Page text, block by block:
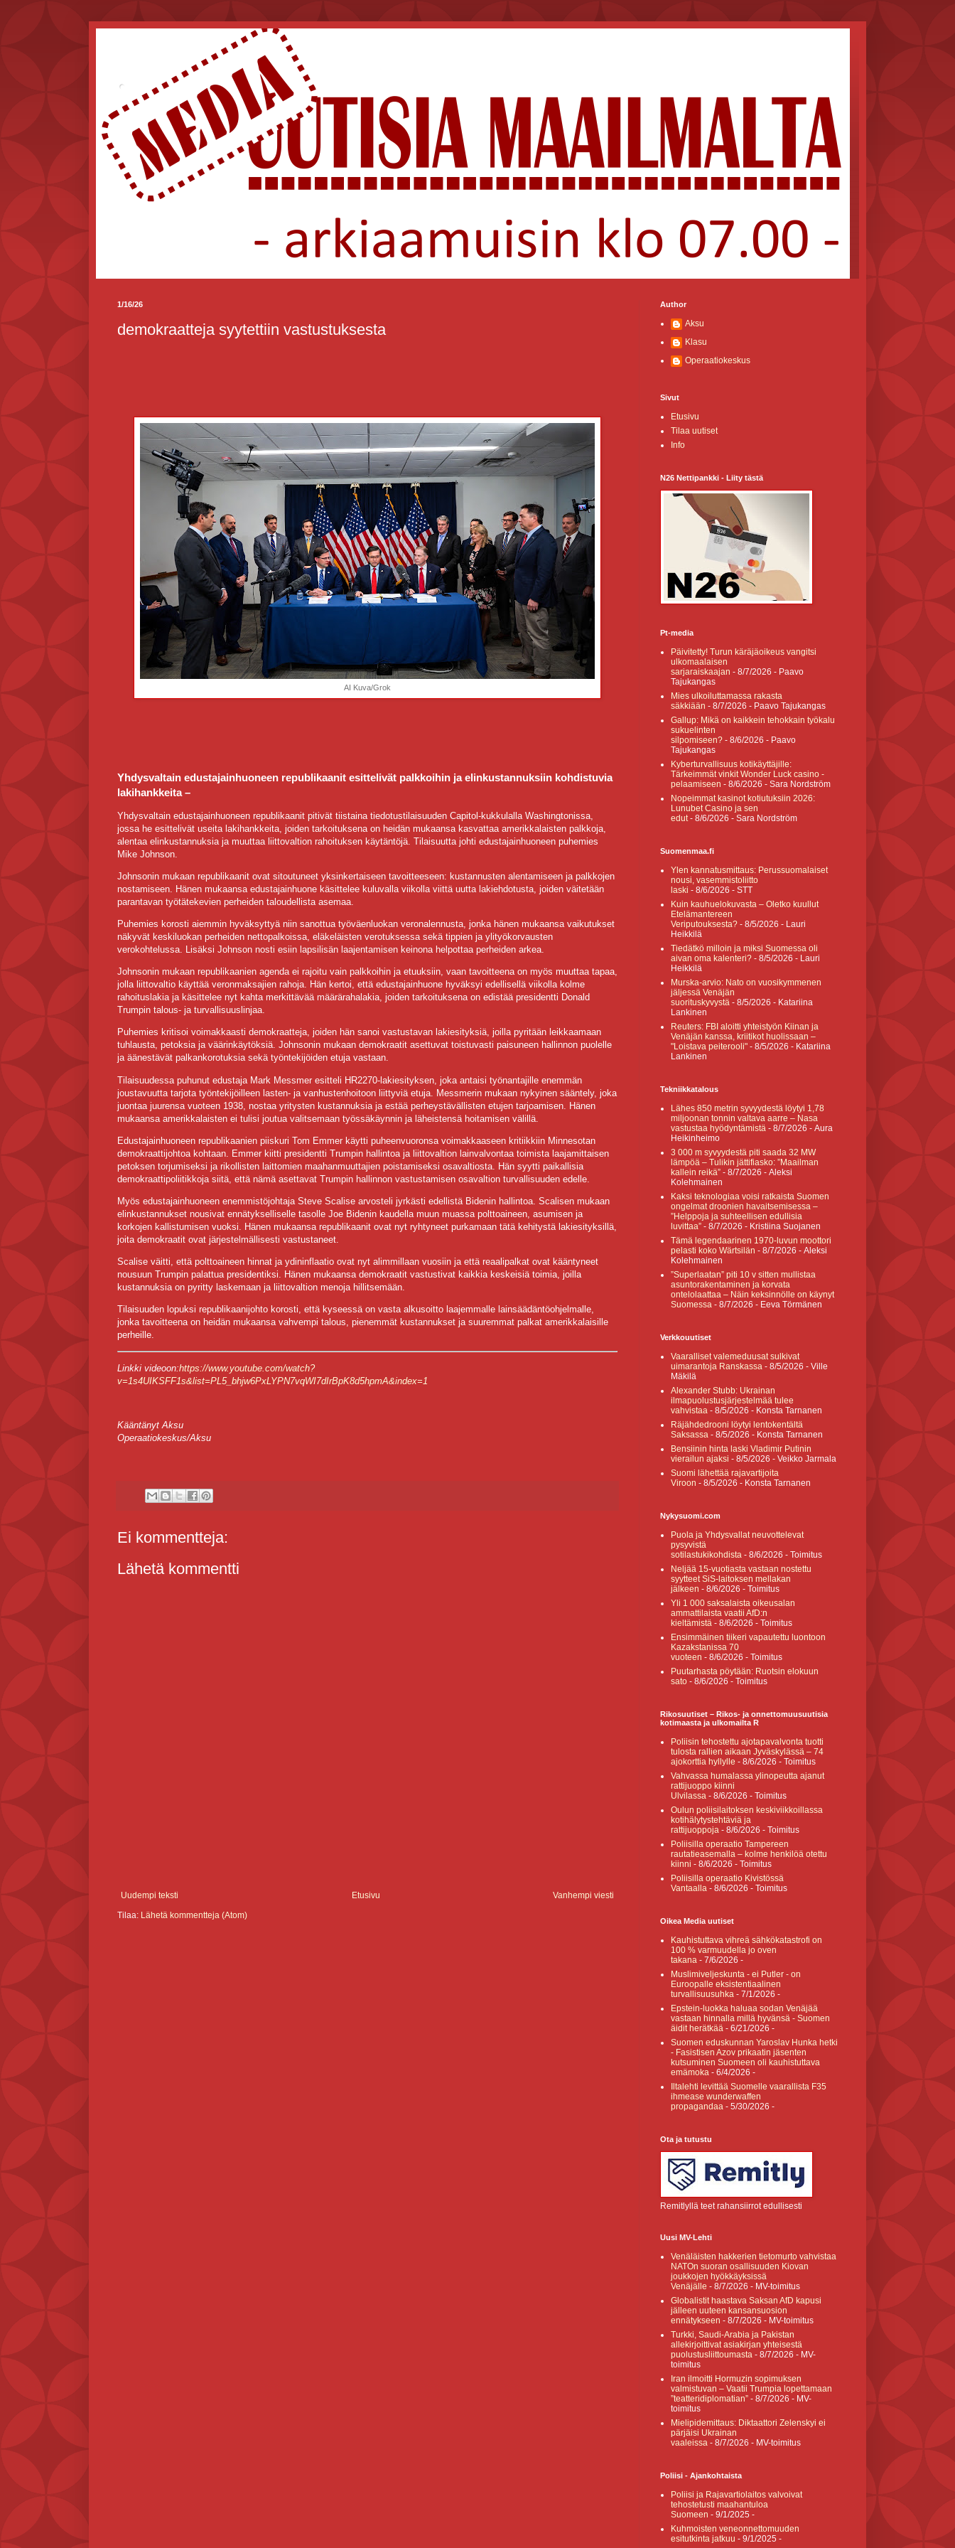
.
1/16/26
demokraatteja syytettiin vastustuksesta
AI Kuva/Grok
Yhdysvaltain edustajainhuoneen republikaanit esittelivät palkkoihin ja elinkustannuksiin kohdistuvia
lakihankkeita –
Yhdysvaltain edustajainhuoneen republikaanit pitivät tiistaina tiedotustilaisuuden Capitol-kukkulalla Washingtonissa,
jossa he esittelivät useita lakihankkeita, joiden tarkoituksena on heidän mukaansa kasvattaa amerikkalaisten palkkoja,
alentaa elinkustannuksia ja muuttaa liittovaltion rahoituksen käytäntöjä. Tilaisuutta johti edustajainhuoneen puhemies
Mike Johnson.
Johnsonin mukaan republikaanit ovat sitoutuneet yksinkertaiseen tavoitteeseen: kustannusten alentamiseen ja palkkojen
nostamiseen. Hänen mukaansa edustajainhuone käsittelee kuluvalla viikolla viittä uutta lakiehdotusta, joiden väitetään
parantavan työtätekevien perheiden taloudellista asemaa.
Puhemies korosti aiemmin hyväksyttyä niin sanottua työväenluokan veronalennusta, jonka hänen mukaansa vaikutukset
näkyvät keskiluokan perheiden nettopalkoissa, eläkeläisten verotuksessa sekä tippien ja ylityökorvausten
verokohtelussa. Lisäksi Johnson nosti esiin lapsilisän laajentamisen keinona helpottaa perheiden arkea.
Johnsonin mukaan republikaanien agenda ei rajoitu vain palkkoihin ja etuuksiin, vaan tavoitteena on myös muuttaa tapaa,
jolla liittovaltio käyttää veronmaksajien rahoja. Hän kertoi, että edustajainhuone hyväksyi edellisellä viikolla kolme
rahoituslakia ja käsittelee nyt kahta merkittävää määrärahalakia, joiden tarkoituksena on edistää presidentti Donald
Trumpin talous- ja turvallisuuslinjaa.
Puhemies kritisoi voimakkaasti demokraatteja, joiden hän sanoi vastustavan lakiesityksiä, joilla pyritään leikkaamaan
tuhlausta, petoksia ja väärinkäytöksiä. Johnsonin mukaan demokraatit asettuvat toistuvasti paisuneen hallinnon puolelle
ja äänestävät palkankorotuksia sekä työntekijöiden etuja vastaan.
Tilaisuudessa puhunut edustaja Mark Messmer esitteli HR2270-lakiesityksen, joka antaisi työnantajille enemmän
joustavuutta tarjota työntekijöilleen lasten- ja vanhustenhoitoon liittyviä etuja. Messmerin mukaan nykyinen sääntely, joka
juontaa juurensa vuoteen 1938, nostaa yritysten kustannuksia ja estää perheystävällisten etujen tarjoamisen. Hänen
mukaansa amerikkalaisten ei tulisi joutua valitsemaan työssäkäynnin ja läheistensä hoitamisen välillä.
Edustajainhuoneen republikaanien piiskuri Tom Emmer käytti puheenvuoronsa voimakkaaseen kritiikkiin Minnesotan
demokraattijohtoa kohtaan. Emmer kiitti presidentti Trumpin hallintoa ja liittovaltion lainvalvontaa toimista laajamittaisen
petoksen torjumiseksi ja rikollisten laittomien maahanmuuttajien poistamiseksi osavaltiosta. Hän syytti paikallisia
demokraattipoliitikkoja siitä, että nämä asettavat Trumpin hallinnon vastustamisen osavaltion turvallisuuden edelle.
Myös edustajainhuoneen enemmistöjohtaja Steve Scalise arvosteli jyrkästi edellistä Bidenin hallintoa. Scalisen mukaan
elinkustannukset nousivat ennätykselliselle tasolle Joe Bidenin kaudella muun muassa polttoaineen, asumisen ja
korkojen kallistumisen vuoksi. Hänen mukaansa republikaanit ovat nyt ryhtyneet purkamaan tätä kehitystä lakiesityksillä,
joita demokraatit ovat järjestelmällisesti vastustaneet.
Scalise väitti, että polttoaineen hinnat ja ydininflaatio ovat nyt alimmillaan vuosiin ja että reaalipalkat ovat kääntyneet
nousuun Trumpin palattua presidentiksi. Hänen mukaansa demokraatit vastustivat kaikkia keskeisiä toimia, joilla
kustannuksia on pyritty laskemaan ja liittovaltion menoja hillitsemään.
Tilaisuuden lopuksi republikaanijohto korosti, että kyseessä on vasta alkusoitto laajemmalle lainsäädäntöohjelmalle,
jonka tavoitteena on heidän mukaansa vahvempi talous, pienemmät kustannukset ja suuremmat palkat amerikkalaisille
perheille.
Linkki videoon:https://www.youtube.com/watch?
v=1s4UIKSFF1s&list=PL5_bhjw6PxLYPN7vqWI7dIrBpK8d5hpmA&index=1
Kääntänyt Aksu
Operaatiokeskus/Aksu
Ei kommentteja:
Lähetä kommentti
Uudempi teksti Vanhempi viesti
Etusivu
Tilaa: Lähetä kommentteja (Atom)
Author
Aksu
Klasu
Operaatiokeskus
Sivut
Etusivu
Tilaa uutiset
Info
N26 Nettipankki - Liity tästä
Pt-media
Päivitetty! Turun käräjäoikeus vangitsi
ulkomaalaisen
sarjaraiskaajan - 8/7/2026 - Paavo
Tajukangas
Mies ulkoiluttamassa rakasta
säkkiään - 8/7/2026 - Paavo Tajukangas
Gallup: Mikä on kaikkein tehokkain työkalu
sukuelinten
silpomiseen? - 8/6/2026 - Paavo
Tajukangas
Kyberturvallisuus kotikäyttäjille:
Tärkeimmät vinkit Wonder Luck casino -
pelaamiseen - 8/6/2026 - Sara Nordström
Nopeimmat kasinot kotiutuksiin 2026:
Lunubet Casino ja sen
edut- 8/6/2026 - Sara Nordström
Suomenmaa.fi
Ylen kannatusmittaus: Perussuomalaiset
nousi, vasemmistoliitto
laski - 8/6/2026 - STT
Kuin kauhuelokuvasta – Oletko kuullut
Etelämantereen
Veriputouksesta? - 8/5/2026 - Lauri
Heikkilä
Tiedätkö milloin ja miksi Suomessa oli
aivan oma kalenteri? - 8/5/2026 - Lauri
Heikkilä
Murska-arvio: Nato on vuosikymmenen
jäljessä Venäjän
suorituskyvystä - 8/5/2026 - Katariina
Lankinen
Reuters: FBI aloitti yhteistyön Kiinan ja
Venäjän kanssa, kriitikot huolissaan –
"Loistava peiterooli" - 8/5/2026 - Katariina
Lankinen
Tekniikkatalous
Lähes 850 metrin syvyydestä löytyi 1,78
miljoonan tonnin valtava aarre – Nasa
vastustaa hyödyntämistä - 8/7/2026 - Aura
Heikinheimo
3 000 m syvyydestä piti saada 32 MW
lämpöä – Tulikin jättifiasko: ”Maailman
kallein reikä” - 8/7/2026 - Aleksi
Kolehmainen
Kaksi teknologiaa voisi ratkaista Suomen
ongelmat droonien havaitsemisessa –
”Helppoja ja suhteellisen edullisia
luvittaa” - 8/7/2026 - Kristiina Suojanen
Tämä legendaarinen 1970-luvun moottori
pelasti koko Wärtsilän - 8/7/2026 - Aleksi
Kolehmainen
”Superlaatan” piti 10 v sitten mullistaa
asuntorakentaminen ja korvata
ontelolaattaa – Näin keksinnölle on käynyt
Suomessa - 8/7/2026 - Eeva Törmänen
Verkkouutiset
Vaaralliset valemeduusat sulkivat
uimarantoja Ranskassa - 8/5/2026 - Ville
Mäkilä
Alexander Stubb: Ukrainan
ilmapuolustusjärjestelmää tulee
vahvistaa - 8/5/2026 - Konsta Tarnanen
Räjähdedrooni löytyi lentokentältä
Saksassa - 8/5/2026 - Konsta Tarnanen
Bensiinin hinta laski Vladimir Putinin
vierailun ajaksi - 8/5/2026 - Veikko Jarmala
Suomi lähettää rajavartijoita
Viroon - 8/5/2026 - Konsta Tarnanen
Nykysuomi.com
Puola ja Yhdysvallat neuvottelevat
pysyvistä
sotilastukikohdista - 8/6/2026 - Toimitus
Neljää 15-vuotiasta vastaan nostettu
syytteet SiS-laitoksen mellakan
jälkeen - 8/6/2026 - Toimitus
Yli 1 000 saksalaista oikeusalan
ammattilaista vaatii AfD:n
kieltämistä - 8/6/2026 - Toimitus
Ensimmäinen tiikeri vapautettu luontoon
Kazakstanissa 70
vuoteen - 8/6/2026 - Toimitus
Puutarhasta pöytään: Ruotsin elokuun
sato - 8/6/2026 - Toimitus
Rikosuutiset – Rikos- ja onnettomuusuutisia
kotimaasta ja ulkomailta R
Poliisin tehostettu ajotapavalvonta tuotti
tulosta rallien aikaan Jyväskylässä – 74
ajokorttia hyllylle - 8/6/2026 - Toimitus
Vahvassa humalassa ylinopeutta ajanut
rattijuoppo kiinni
Ulvilassa - 8/6/2026 - Toimitus
Oulun poliisilaitoksen keskiviikkoillassa
kotihälytystehtäviä ja
rattijuoppoja - 8/6/2026 - Toimitus
Poliisilla operaatio Tampereen
rautatieasemalla – kolme henkilöä otettu
kiinni - 8/6/2026 - Toimitus
Poliisilla operaatio Kivistössä
Vantaalla - 8/6/2026 - Toimitus
Oikea Media uutiset
Kauhistuttava vihreä sähkökatastrofi on
100 % varmuudella jo oven
takana - 7/6/2026 -
Muslimiveljeskunta - ei Putler - on
Euroopalle eksistentiaalinen
turvallisuusuhka - 7/1/2026 -
Epstein-luokka haluaa sodan Venäjää
vastaan hinnalla millä hyvänsä - Suomen
äidit herätkää - 6/21/2026 -
Suomen eduskunnan Yaroslav Hunka hetki
- Fasistisen Azov prikaatin jäsenten
kutsuminen Suomeen oli kauhistuttava
emämoka - 6/4/2026 -
Iltalehti levittää Suomelle vaarallista F35
ihmease wunderwaffen
propagandaa - 5/30/2026 -
Ota ja tutustu
Remitlyllä teet rahansiirrot edullisesti
Uusi MV-Lehti
Venäläisten hakkerien tietomurto vahvistaa
NATOn suoran osallisuuden Kiovan
joukkojen hyökkäyksissä
Venäjälle - 8/7/2026 - MV-toimitus
Globalistit haastava Saksan AfD kapusi
jälleen uuteen kansansuosion
ennätykseen - 8/7/2026 - MV-toimitus
Turkki, Saudi-Arabia ja Pakistan
allekirjoittivat asiakirjan yhteisestä
puolustusliittoumasta - 8/7/2026 - MV-
toimitus
Iran ilmoitti Hormuzin sopimuksen
valmistuvan – Vaatii Trumpia lopettamaan
”teatteridiplomatian” - 8/7/2026 - MV-
toimitus
Mielipidemittaus: Diktaattori Zelenskyi ei
pärjäisi Ukrainan
vaaleissa - 8/7/2026 - MV-toimitus
Poliisi - Ajankohtaista
Poliisi ja Rajavartiolaitos valvoivat
tehostetusti maahantuloa
Suomeen - 9/1/2025 -
Kuhmoisten veneonnettomuuden
esitutkinta jatkuu - 9/1/2025 -